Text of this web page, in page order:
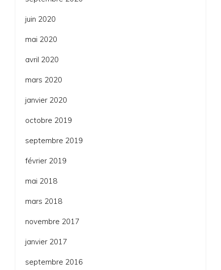
juin 2020
mai 2020
avril 2020
mars 2020
janvier 2020
octobre 2019
septembre 2019
février 2019
mai 2018
mars 2018
novembre 2017
janvier 2017
septembre 2016